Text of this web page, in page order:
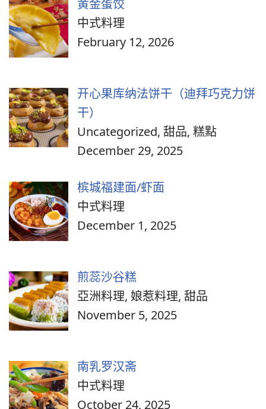
黄金蛋饺
中式料理
February 12, 2026
开心果库纳法饼干（迪拜巧克力饼
干）
Uncategorized, 甜品, 糕點
December 29, 2025
槟城福建面/虾面
中式料理
December 1, 2025
煎蕊沙谷糕
亞洲料理, 娘惹料理, 甜品
November 5, 2025
南乳罗汉斋
中式料理
October 24, 2025